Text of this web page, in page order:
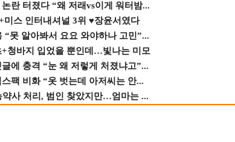
란 터졌다 “왜 저래vs이게 워터밤...
미스 인터내셔널 3위 ♥장윤서였다
못 알아봐서 요요 와야하나 고민”...
청바지 입었을 뿐인데…빛나는 미모
에 충격 “눈 왜 저렇게 처졌냐고”...
팩 비화 “옷 벗는데 아저씨는 안...
사 처리, 범인 찾았지만…엄마는 ...